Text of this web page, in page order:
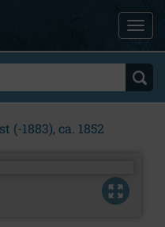
1883), ca. 1852